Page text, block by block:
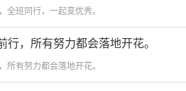
全班同行，一起变优秀。
行，所有努力都会落地开花。
所有努力都会落地开花。